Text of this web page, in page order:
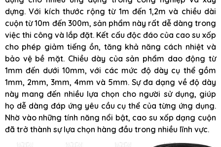
dựng. Với kích thước rộng từ 1m đến 1,2m và chiều dài
cuộn từ 10m đến 300m, sản phẩm này rất dễ dàng trong
việc thi công và lắp đặt. Kết cấu độc đáo của cao su xốp
cho phép giảm tiếng ồn, tăng khả năng cách nhiệt và
bảo vệ bề mặt. Chiều dày của sản phẩm dao động từ
1mm đến dưới 10mm, với các mức độ dày cụ thể gồm
1mm, 2mm, 3mm, 4mm và 5mm. Sự đa dạng về độ dày
này mang đến nhiều lựa chọn cho người sử dụng, giúp
họ dễ dàng đáp ứng yêu cầu cụ thể của từng ứng dụng.
Nhờ vào những tính năng nổi bật, cao su xốp dạng cuộn
đã trở thành sự lựa chọn hàng đầu trong nhiều lĩnh vực.